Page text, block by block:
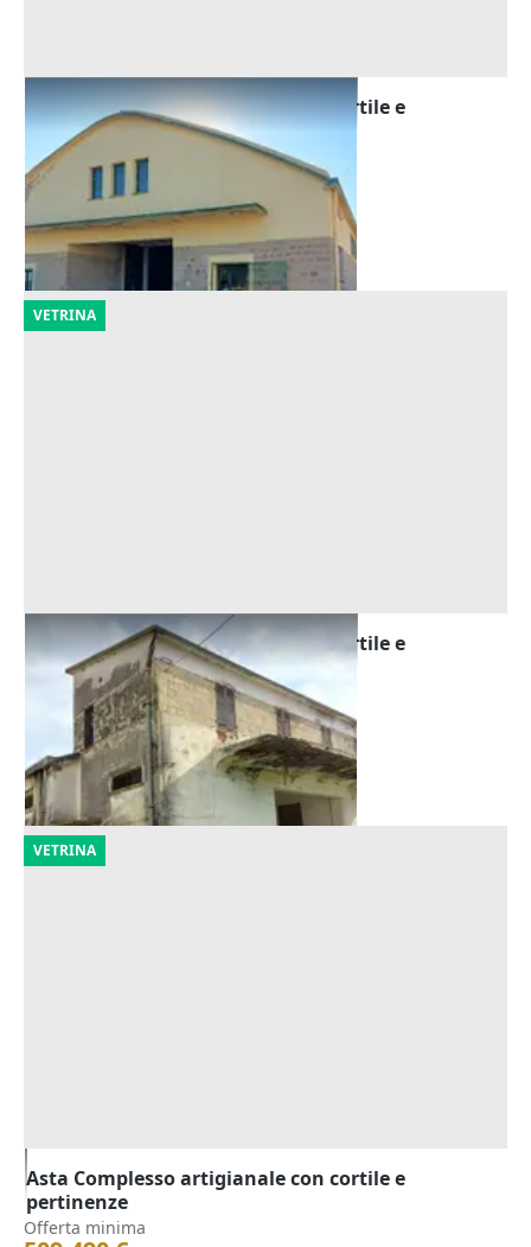
Asta Complesso artigianale con cortile e
pertinenze
Sardara (Medio Campidano)
Offerta minima
185.472 €
30/10/2026
VETRINA
Asta Complesso artigianale con cortile e
pertinenze
Tuili (Medio Campidano)
Offerta minima
116.100 €
30/10/2026
VETRINA
Asta Complesso artigianale con cortile e
pertinenze
Offerta minima